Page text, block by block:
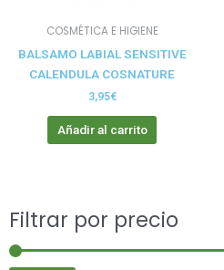
COSMÉTICA E HIGIENE
BALSAMO LABIAL SENSITIVE
CALENDULA COSNATURE
3,95€
Añadir al carrito
Filtrar por precio
Buscar